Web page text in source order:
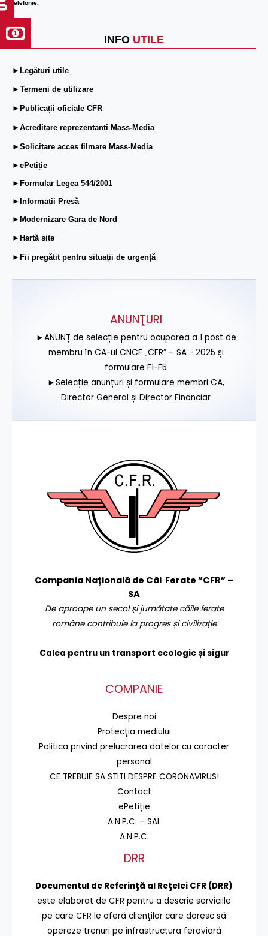
telefonie.
INFO UTILE
►Legături utile
►Termeni de utilizare
►Publicații oficiale CFR
►Acreditare reprezentanți Mass-Media
►Solicitare acces filmare Mass-Media
►ePetiție
►Formular Legea 544/2001
►Informații Presă
►Modernizare Gara de Nord
►Hartă site
►Fii pregătit pentru situații de urgență
ANUNŢURI
►ANUNȚ de selecție pentru ocuparea a 1 post de
membru în CA-ul CNCF „CFR” – SA - 2025 și
formulare F1-F5
►Selecție anunțuri și formulare membri CA,
Director General și Director Financiar
Compania Națională de Căi Ferate ”CFR” –
SA
De aproape un secol și jumătate căile ferate
române contribuie la progres și civilizație
Calea pentru un transport ecologic și sigur
COMPANIE
Despre noi
Protecţia mediului
Politica privind prelucrarea datelor cu caracter
personal
CE TREBUIE SA STITI DESPRE CORONAVIRUS!
Contact
ePetiție
A.N.P.C. – SAL
A.N.P.C.
DRR
Documentul de Referinţă al Reţelei CFR (DRR)
este elaborat de CFR pentru a descrie serviciile
pe care CFR le oferă clienţilor care doresc să
opereze trenuri pe infrastructura feroviară